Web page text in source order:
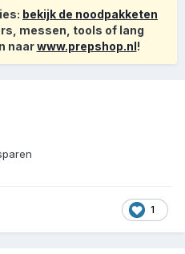
bekijk de noodpakketen
messen, tools of lang
naarwww.prepshop.nl!
1